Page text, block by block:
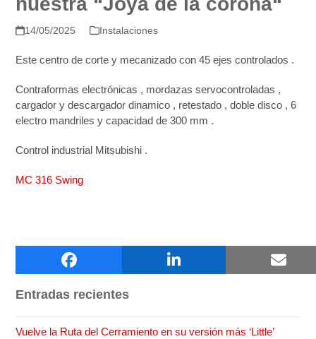
14/05/2025 Instalaciones
Este centro de corte y mecanizado con 45 ejes controlados .
Contraformas electrónicas , mordazas servocontroladas ,
cargador y descargador dinamico , retestado , doble disco , 6
electro mandriles y capacidad de 300 mm .
Control industrial Mitsubishi .
MC 316 Swing
Buscar
Entradas recientes
Vuelve la Ruta del Cerramiento en su versión más ‘Little’